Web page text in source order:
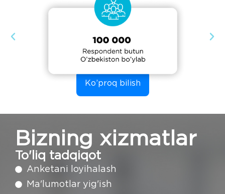
Ko’proq bilish
Bizning xizmatlar
To'liq tadqiqot
Anketani loyihalash
Ma'lumotlar yig'ish